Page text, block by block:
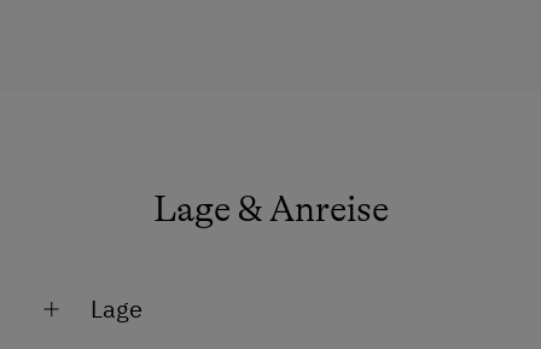
EinzelbettLage & Anreise
Lage